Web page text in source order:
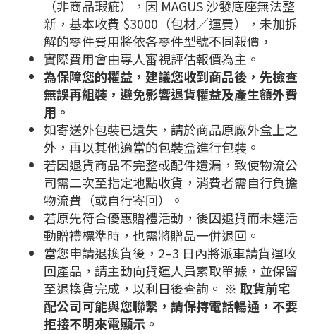
（非商品瑕疵），因 MAGUS 沙發底座無法整
新，基本收費 $3000（包材／運費），未加拆
解的零件費用將依各零件型號不同報價，
實際費用會由專人審視評估報價為主。
為保障您的權益，建議您收到商品後，先檢查
無誤再組裝，避免影響退貨權益及產生額外費
用。
如寄送外包裝已遺失，請於商品原廠外盒上之
外，再以其他適當的包裝盒進行包裝。
若因退貨商品不完整或配件遺漏，致使物流公
司需二次至指定地點收貨，消費者需自行負擔
物流費（或自行寄回）。
若原先符合優惠贈禮活動，後因退貨而未達活
動贈禮標準時，也需將贈品一併退回。
當您申請退換貨後，2–3 日內將派車請貨運收
回產品，請主動向貨運人員索取單據，並保留
至退換貨完成，以利日後查詢。 ※ 取貨前宅
配公司可能與您聯繫，請保持電話暢通，不要
拒接不明來電顯示。